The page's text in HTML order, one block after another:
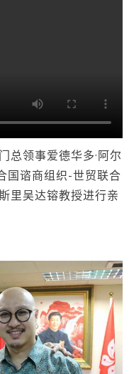
总领事爱德华多·阿尔
谘商组织-世贸联合
里吴达镕教授进行亲